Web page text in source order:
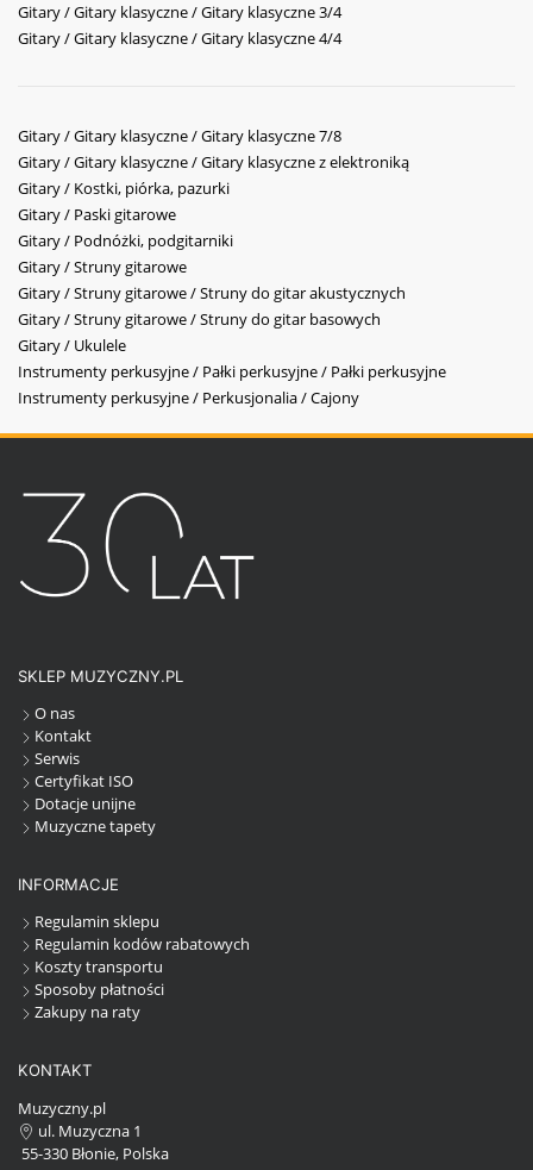
Gitary / Gitary klasyczne / Gitary klasyczne 3/4
Gitary / Gitary klasyczne / Gitary klasyczne 4/4
Gitary / Gitary klasyczne / Gitary klasyczne 7/8
Gitary / Gitary klasyczne / Gitary klasyczne z elektroniką
Gitary / Kostki, piórka, pazurki
Gitary / Paski gitarowe
Gitary / Podnóżki, podgitarniki
Gitary / Struny gitarowe
Gitary / Struny gitarowe / Struny do gitar akustycznych
Gitary / Struny gitarowe / Struny do gitar basowych
Gitary / Ukulele
Instrumenty perkusyjne / Pałki perkusyjne / Pałki perkusyjne
Instrumenty perkusyjne / Perkusjonalia / Cajony
SKLEP MUZYCZNY.PL
O nas
Kontakt
Serwis
Certyfikat ISO
Dotacje unijne
Muzyczne tapety
INFORMACJE
Regulamin sklepu
Regulamin kodów rabatowych
Koszty transportu
Sposoby płatności
Zakupy na raty
KONTAKT
Muzyczny.pl
ul. Muzyczna 1
55-330 Błonie, Polska